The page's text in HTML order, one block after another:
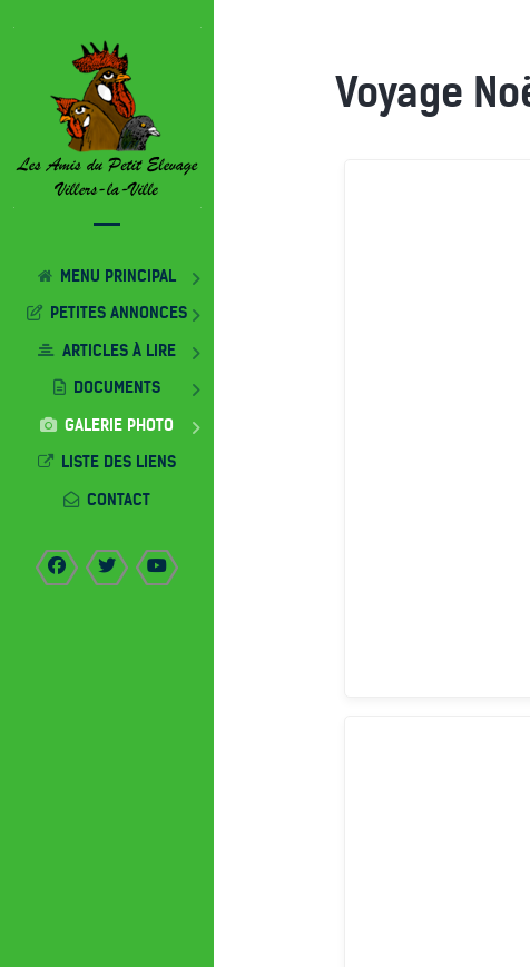
Voyage
MENU PRINCIPAL
PETITES ANNONCES
ARTICLES À LIRE
DOCUMENTS
GALERIE PHOTO
LISTE DES LIENS
CONTACT